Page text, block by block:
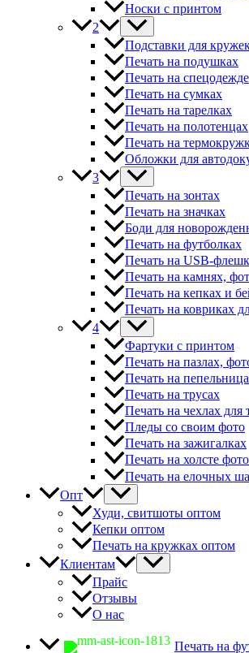
Носки с принтом
2
Подставки для
Печать на подушках
Печать на спецодежде
Печать на сумках
Печать на тарелках
Печать на полотенцах
Печать на
Обложки для
3
Печать на зонтах
Печать на значках
Боди для
Печать на футболках
Печать на USB-
Печать на камнях,
Печать на кепках и
Печать на ковриках
4
Фартуки с принтом
Печать на пазлах,
Печать на
Печать на трусах
Печать на чехлах для
Пледы со своим фото
Печать на зажигалках
Печать на холсте
Печать на елочных
Опт
Худи, свитшоты оптом
Кепки оптом
Печать на кружках оптом
Клиентам
Прайс
Отзывы
О нас
Печать на